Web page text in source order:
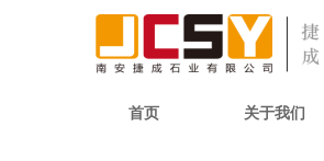
首页 关于我们